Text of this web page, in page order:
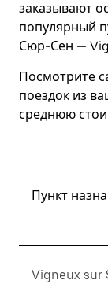
заказывают
популярный
Сюр-Сен —
Посмотрите
поездок из
среднюю
Пункт
Vigneux sur